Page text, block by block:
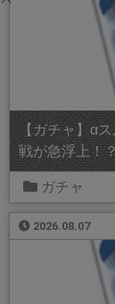
【ガチャ】α
戦が急浮上！
ガチャ
2026.08.07